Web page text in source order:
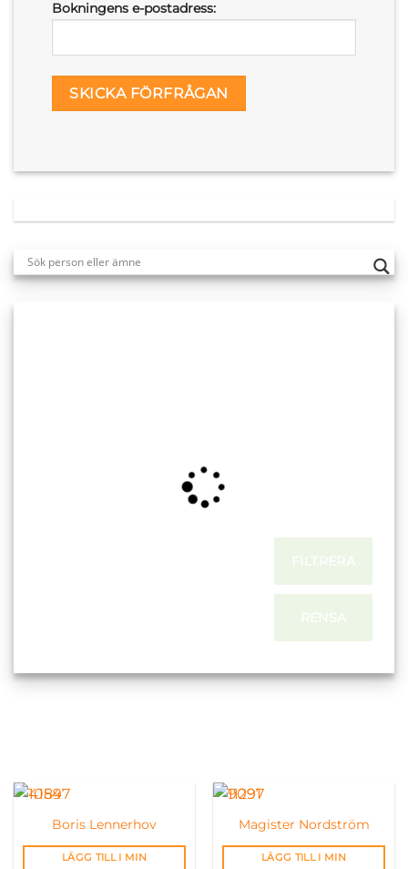
Bokningens e-postadress:
FILTRERA
RENSA
Boris Lennerhov
LÄGG TILL I MIN
Magister Nordström
LÄGG TILL I MIN